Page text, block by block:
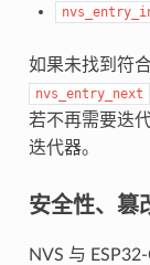
如果未找到符
nvs_entry_next
若不再需要迭
迭代器。
安全性、篡
NVS 与